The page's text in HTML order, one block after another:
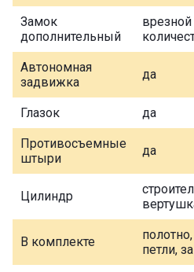
Замок
дополнительный
Автономная
задвижка
да
Глазок да
Противосъемные
штыри
да
Цилиндр
В комплекте
петли,